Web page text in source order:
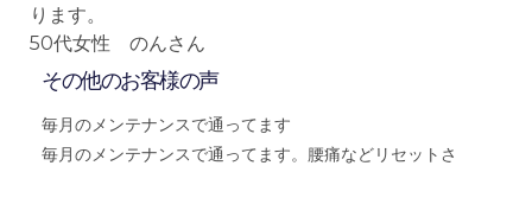
ります。
50代女性 のんさん
その他のお客様の声
毎月のメンテナンスで通ってます
毎月のメンテナンスで通ってます。腰痛などリセットさ